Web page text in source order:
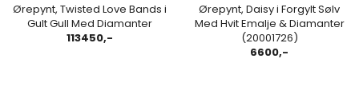
Ørepynt, Twisted Love Bands i
Gult Gull Med Diamanter
113450,-
Ørepynt, Daisy i Forgylt Sølv
Med Hvit Emalje & Diamanter
(20001726)
6600,-